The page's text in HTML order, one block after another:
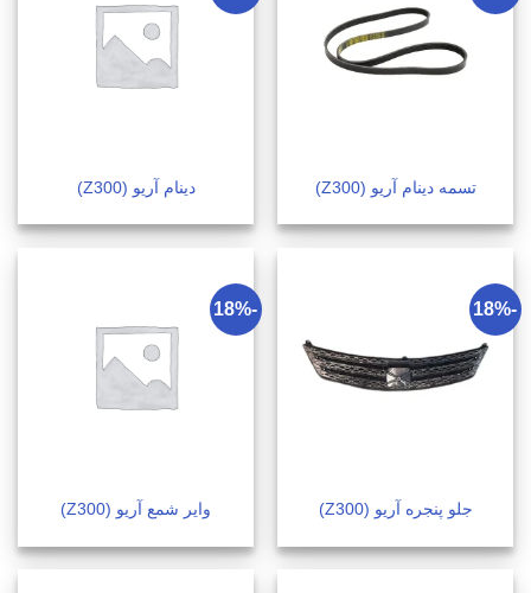
تسمه دینام آریو (Z300) دینام آریو (Z300)
-18%
جلو پنجره آریو (Z300)
-18%
وایر شمع آریو (Z300)